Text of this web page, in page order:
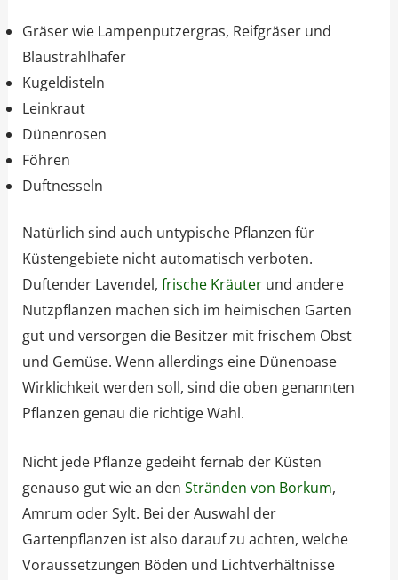
Gräser wie Lampenputzergras, Reifgräser und
Blaustrahlhafer
Kugeldisteln
Leinkraut
Dünenrosen
Föhren
Duftnesseln
Natürlich sind auch untypische Pflanzen für
Küstengebiete nicht automatisch verboten.
Duftender Lavendel, frische Kräuterund andere
Nutzpflanzen machen sich im heimischen Garten
gut und versorgen die Besitzer mit frischem Obst
und Gemüse. Wenn allerdings eine Dünenoase
Wirklichkeit werden soll, sind die oben genannten
Pflanzen genau die richtige Wahl.
Nicht jede Pflanze gedeiht fernab der Küsten
genauso gut wie an den Stränden von Borkum,
Amrum oder Sylt. Bei der Auswahl der
Gartenpflanzen ist also darauf zu achten, welche
Voraussetzungen Böden und Lichtverhältnisse